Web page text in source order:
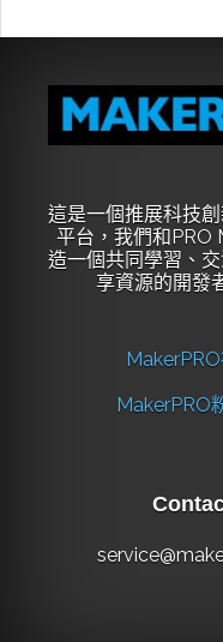
這是一個推展科技
平台，我們和PRO
造一個共同學習、
享資源的開發
MakerPRO